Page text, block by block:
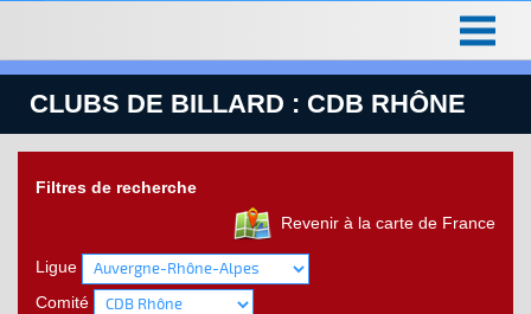
CLUBS DE BILLARD : CDB RHÔNE
Filtres de recherche
Revenir à la carte de France
Ligue
Comité